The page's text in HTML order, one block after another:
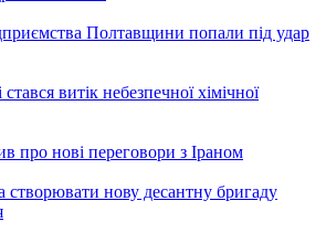
Полтавщини попали під удар
витік небезпечної хімічної
про нові переговори з Іраном
створювати нову десантну бригаду